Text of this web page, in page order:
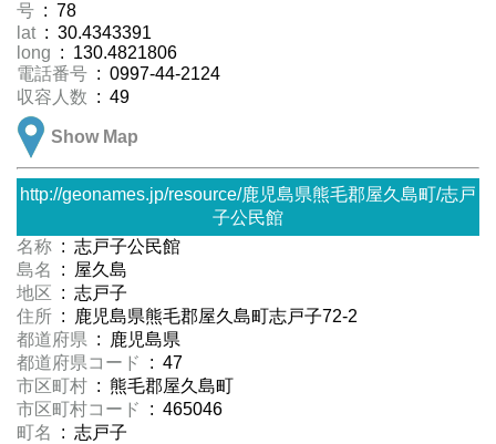
号 : 78
lat : 30.4343391
long : 130.4821806
電話番号 : 0997-44-2124
収容人数 : 49
Show Map
http://geonames.jp/resource/鹿児島県熊毛郡屋久島町/志戸
子公民館
名称 : 志戸子公民館
島名
: 屋久島
地区 : 志戸子
住所 : 鹿児島県熊毛郡屋久島町志戸子72-2
都道府県 : 鹿児島県
都道府県コード
: 47
市区町村 : 熊毛郡屋久島町
市区町村コード
: 465046
町名
: 志戸子